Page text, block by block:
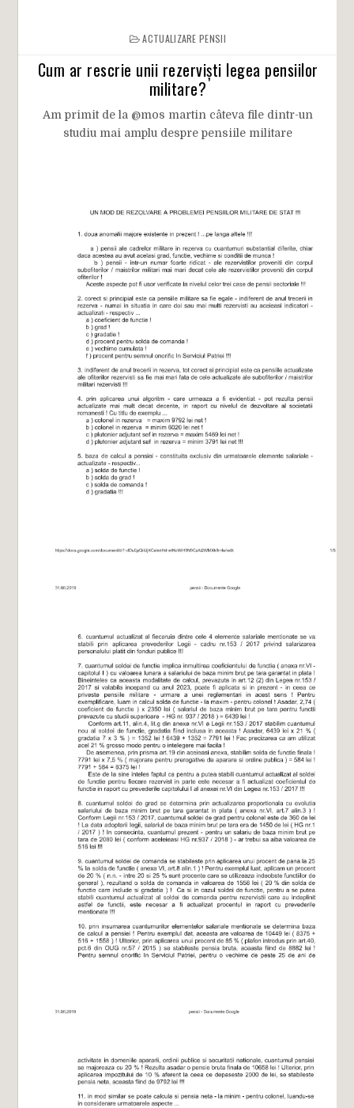
ACTUALIZARE PENSII
Cum ar rescrie unii rezerviști legea pensiilor
militare?
Am primit de la @mos martin câteva file dintr-un
studiu mai amplu despre pensiile militare